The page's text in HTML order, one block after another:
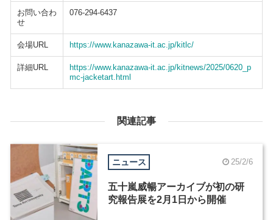
お問い合わ
せ
076-294-6437
会場URL https://www.kanazawa-it.ac.jp/kitlc/
詳細URL
https://www.kanazawa-it.ac.jp/kitnews/2025/0620_p
mc-jacketart.html
関連記事
ニュース 25/2/6
五十嵐威暢アーカイブが初の研
究報告展を2月1日から開催